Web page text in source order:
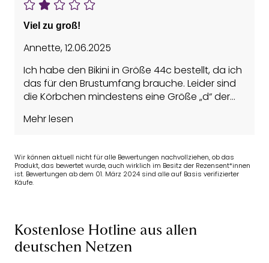
mehr Stoff gebraucht. Hab nachgemessen. Die
Hose hingegen hat perfekt gepasst. An dieser
wiederum war aber die kleine Metall Applikation
verkehrt herum angenäht. Das hätte man zur
Ich muss einer anderen Kundin recht geben.
Wer macht diese Größen????
Die Enttäuschung ist leider groß da der Bikini
ansonsten echt hübsch ist.
Viel zu groß!
Annette,12.06.2025
Ich habe den Bikini in Größe 44c bestellt, da ich
das für den Brustumfang brauche. Leider sind
die Körbchen mindestens eine Größe „d“ der
wer die Maße berechnet!
Schade!
Mehr lesen
Wir können aktuell nicht für alle Bewertungen nachvollziehen, ob das
Produkt, das bewertet wurde, auch wirklich im Besitz der Rezensent*innen
ist. Bewertungen ab dem 01. März 2024 sind alle auf Basis verifizierter
Käufe.
Kostenlose Hotline aus allen
deutschen Netzen